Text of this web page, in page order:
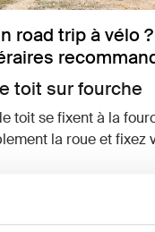
road trip à vélo
toit sur fourche
toit se fixent à la
la roue et fixez
modernes (9-